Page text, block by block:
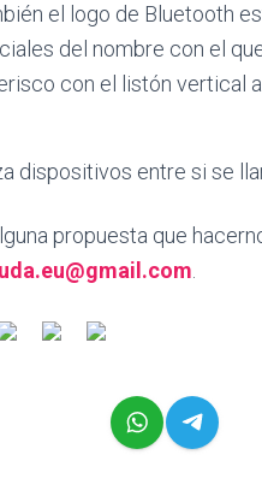
el logo de Bluetooth
del nombre con el
con el listón vertical
propuesta que